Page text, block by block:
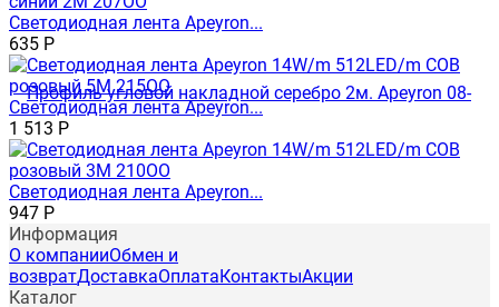
Светодиодная лента Apeyron...
635 Р
Светодиодная лента Apeyron...
1 513 Р
Светодиодная лента Apeyron...
947 Р
Информация
О компанииОбмен и
возвратДоставкаОплатаКонтактыАкции
Каталог